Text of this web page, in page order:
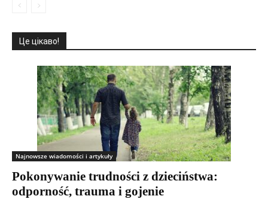
Це цікаво!
Najnowsze wiadomości i artykuły
Pokonywanie trudności z dzieciństwa:
odporność, trauma i gojenie